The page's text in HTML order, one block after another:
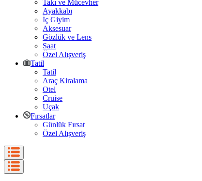
Takı ve Mücevher
Ayakkabı
İç Giyim
Aksesuar
Gözlük ve Lens
Saat
Özel Alışveriş
Tatil
Tatil
Araç Kiralama
Otel
Cruise
Uçak
Fırsatlar
Günlük Fırsat
Özel Alışveriş